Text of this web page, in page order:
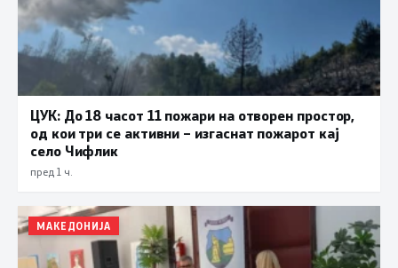
ЦУК: До 18 часот 11 пожари на отворен простор,
од кои три се активни – изгаснат пожарот кај
село Чифлик
пред 1 ч.
МАКЕДОНИЈА